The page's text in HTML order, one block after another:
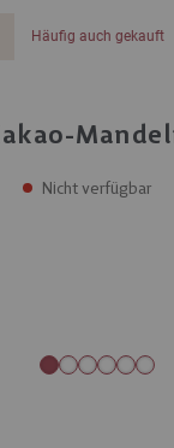
Häufig auch gekauft
Nicht verfügbar